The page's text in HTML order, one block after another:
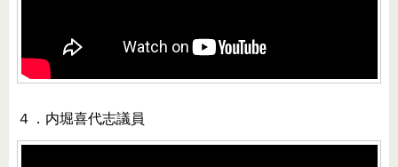
４．内堀喜代志議員